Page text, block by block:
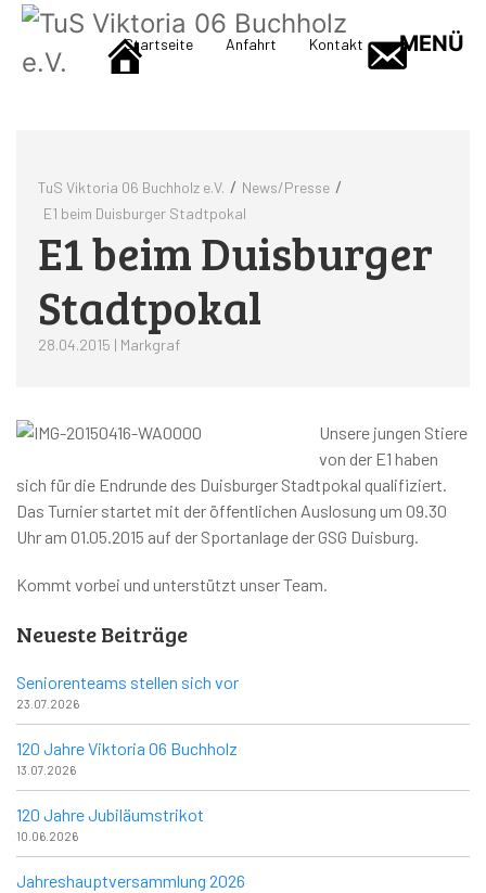
Startseite Anfahrt Kontakt MENÜ
TuS Viktoria 06 Buchholz e.V. / News/Presse /
E1 beim Duisburger Stadtpokal
E1 beim Duisburger
Stadtpokal
28.04.2015 | Markgraf
Unsere jungen Stiere
von der E1 haben
sich für die Endrunde des Duisburger Stadtpokal qualifiziert.
Das Turnier startet mit der öffentlichen Auslosung um 09.30
Uhr am 01.05.2015 auf der Sportanlage der GSG Duisburg.
Kommt vorbei und unterstützt unser Team.
Neueste Beiträge
Seniorenteams stellen sich vor
23.07.2026
120 Jahre Viktoria 06 Buchholz
13.07.2026
120 Jahre Jubiläumstrikot
10.06.2026
Jahreshauptversammlung 2026